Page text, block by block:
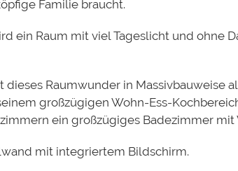
Familie braucht.
Raum mit viel Tageslicht und ohne
Raumwunder in Massivbauweise
großzügigen Wohn-Ess-
ein großzügiges Badezimmer mit
mit integriertem Bildschirm.